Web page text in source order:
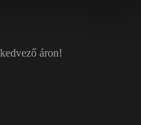
áron!